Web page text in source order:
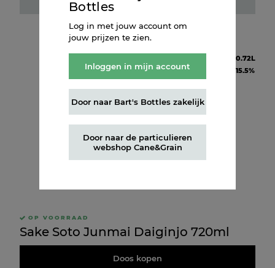
0.72L
15.5%
OP VOORRAAD
Sake Soto Junmai Daiginjo 720ml
Doos kopen
Bottles
Log in met jouw account om
jouw prijzen te zien.
Inloggen in mijn account
Door naar Bart's Bottles zakelijk
Door naar de particulieren
webshop Cane&Grain